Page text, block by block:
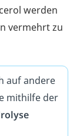
werden
vermehrt zu
auf andere
mithilfe der